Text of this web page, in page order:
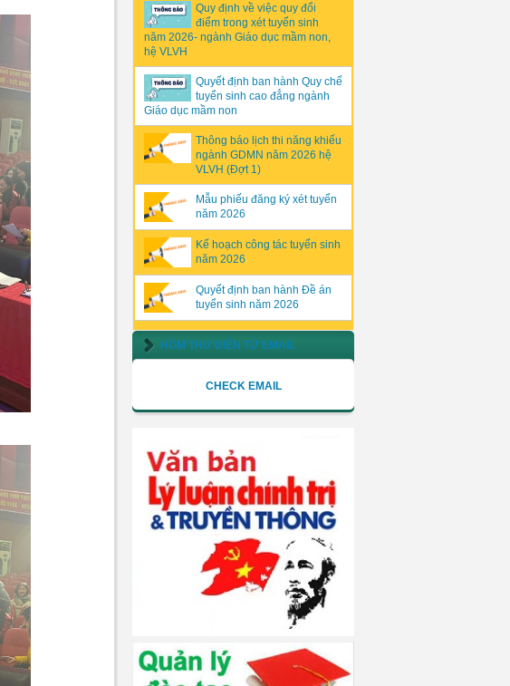
Quy định về việc quy đổi
điểm trong xét tuyển sinh
năm 2026- ngành Giáo dục mầm non,
hệ VLVH
Quyết định ban hành Quy chế
tuyển sinh cao đẳng ngành
Giáo dục mầm non
Thông báo lịch thi năng khiếu
ngành GDMN năm 2026 hệ
VLVH (Đợt 1)
Mẫu phiếu đăng ký xét tuyển
năm 2026
Kế hoạch công tác tuyển sinh
năm 2026
Quyết định ban hành Đề án
tuyển sinh năm 2026
HÒM THƯ ĐIỆN TỬ EMAIL
CHECK EMAIL